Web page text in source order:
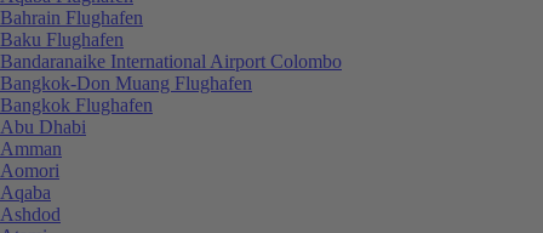
Bahrain Flughafen
Baku Flughafen
Bandaranaike International Airport Colombo
Bangkok-Don Muang Flughafen
Bangkok Flughafen
Abu Dhabi
Amman
Aomori
Aqaba
Ashdod